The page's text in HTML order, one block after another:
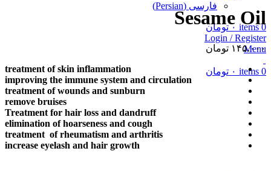
فارسی (
Persian
)
0
items ۰ تومان
Login / Register
Menu
0
items ۰ تومان
Sesame Oil
۱۴۵.۰۰۰ تومان
treatment of skin inflammation
improving the immune system and circulation
treatment of wounds and sunburn
remove bruises
Treatment for hair loss and dandruff
elimination of hoarseness and cough
treatment of rheumatism and arthritis
increase eyelash and hair growth